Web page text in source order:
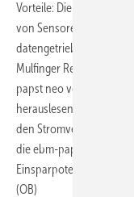
Vorteile: Die Einbindung
von Sensoren und somit
datengetriebene
Mulfinger Retrofits
papst neo verbaut.
herauslesen, wie zum
den Stromverbrauch
die ebm-papst neo-
Einsparpotential
(OB)